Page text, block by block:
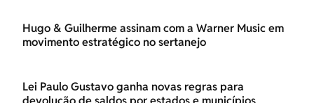
Hugo & Guilherme assinam com a Warner Music em
movimento estratégico no sertanejo
Lei Paulo Gustavo ganha novas regras para